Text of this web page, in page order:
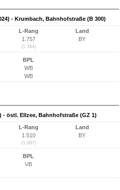
- Krumbach, Bahnhofstraße (B 300)
L-Rang
1.757
(1.344)
Land
BY
BPL
WB
WB
östl. Ellzee, Bahnhofstraße (GZ 1)
L-Rang
1.510
(1.097)
Land
BY
BPL
VB